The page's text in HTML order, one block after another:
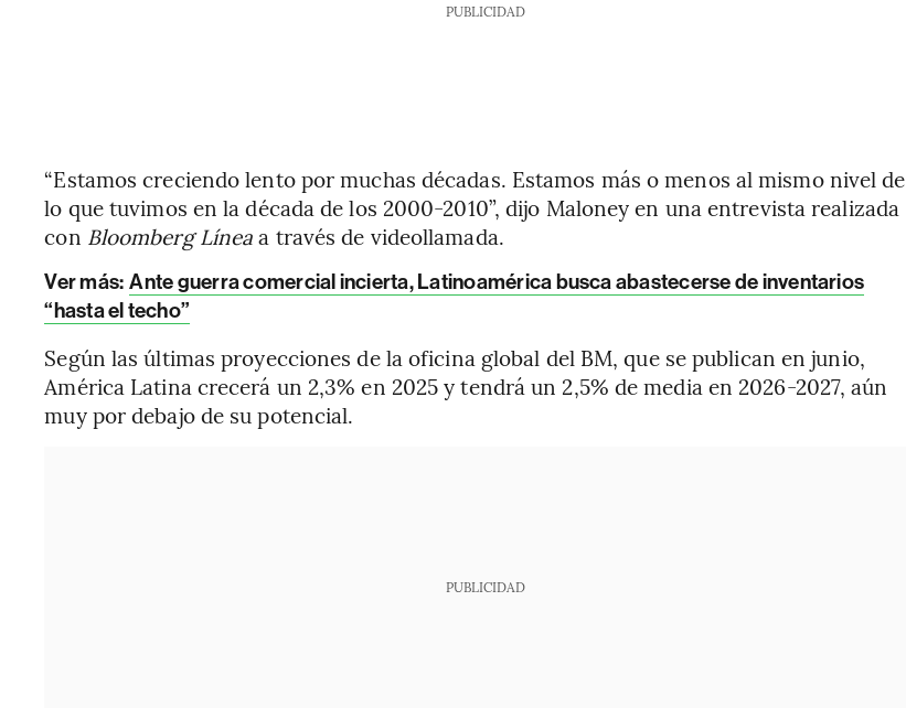
PUBLICIDAD
“Estamos creciendo lento por muchas décadas. Estamos más o menos al mismo nivel de
lo que tuvimos en la década de los 2000-2010”, dijo Maloney en una entrevista realizada
con Bloomberg Líneaa través de videollamada.
Ver más: Ante guerra comercial incierta, Latinoamérica busca abastecerse de inventarios
“hasta el techo”
Según las últimas proyecciones de la oficina global del BM, que se publican en junio,
América Latina crecerá un 2,3% en 2025 y tendrá un 2,5% de media en 2026-2027, aún
muy por debajo de su potencial.
PUBLICIDAD